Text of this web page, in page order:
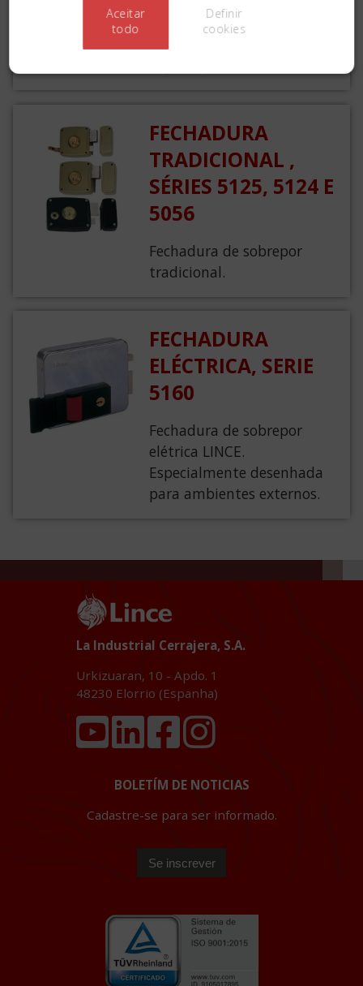
Fechadura de sobrepor
tradicional de chave
FECHADURA
TRADICIONAL ,
SÉRIES 5125, 5124 E
5056
Fechadura de sobrepor
tradicional.
FECHADURA
ELÉCTRICA, SERIE
5160
Fechadura de sobrepor
elétrica LINCE.
Especialmente desenhada
para ambientes externos.
La Industrial Cerrajera, S.A.
Urkizuaran, 10 - Apdo. 1
48230 Elorrio (Espanha)
BOLETÍM DE NOTICIAS
Cadastre-se para ser informado.
Aceitar
todo
Definir
cookies